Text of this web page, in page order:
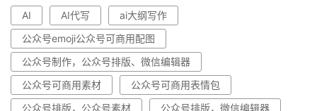
AI AI代写
ai大纲写作
公众号emoji公众号可商用配图
公众号制作，公众号排版、微信编辑器
公众号可商用素材
公众号可商用表情包
公众号排版，公众号素材
公众号排版，微信编辑器